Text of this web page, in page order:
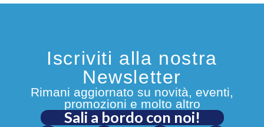
Iscriviti alla nostra
Newsletter
Rimani aggiornato su novità, eventi,
promozioni e molto altro
Sali a bordo con noi!